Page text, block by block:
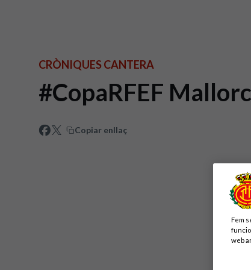
CRÒNIQUES CANTERA
#CopaRFEF
Copiar enllaç
Fem
web